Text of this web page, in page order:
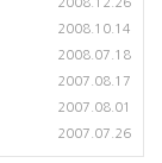
2008.12.26
2008.10.14
2008.07.18
2007.08.17
2007.08.01
2007.07.26